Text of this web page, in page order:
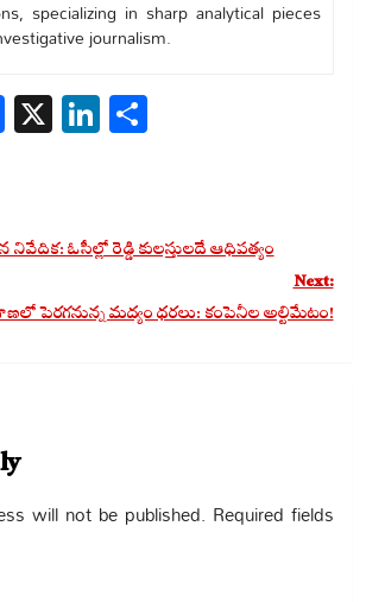
specializing in sharp analytical pieces
journalism.
Facebook
X LinkedIn
Share
ఓసీల్లో రెడ్డి కులస్తులదే ఆధిపత్యం
Next:
పెరగనున్న మద్యం ధరలు: కంపెనీల అల్టిమేటం!
will not be published. Required fields